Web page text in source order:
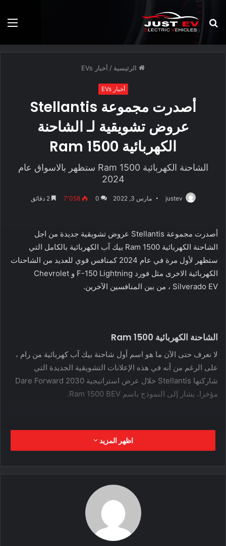
بحث
عن
الرئيسية / أخبار EVs
أخبار EVs
أصدرت مجموعة Stellantis
عروض تشويقية لـ الشاحنة
الكهربائية Ram 1500
الشاحنة الكهربائية Ram 1500 ستظهر بالاسواق عام
2024
justev مارس 3, 2022 0 7٬058 2 دقائق
أصدرت مجموعة Stellantis عروض تشويقية جديدة من اجل
الشاحنة الكهربائية Ram 1500 بيك آب الكهربائية بالكامل التي
ستظهر لأول مرة في عام 2024 كمنافس قوي للعديد من الشاحنات
الكهربائية الاخرى مثل فورد F-150 Lightning و Chevrolet
Silverado EV ، من بين المنافسين الآخرين.
الشاحنة الكهربائية Ram 1500
لا نعرف حتى الآن ما هو اسم أول شاحنة بيك آب كهربائية من رام ،
على الرغم من أنه في هذه الإعلانات التشويقية الجديدة التي
شاركتها Stellantis خلال عرض استراتيجية Dare Forward 2030
مؤخرا، يشار إلى النموذج باسم Ram 1500 BEV.
شعار رام على الشاحنة الكهربائية Ram 1500
تبدو وكأنها تشير إلى شعار رام المضيء بينهما.
اظهر المزيد